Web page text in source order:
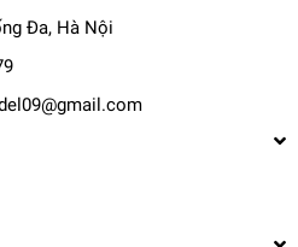
Đa, Hà Nội